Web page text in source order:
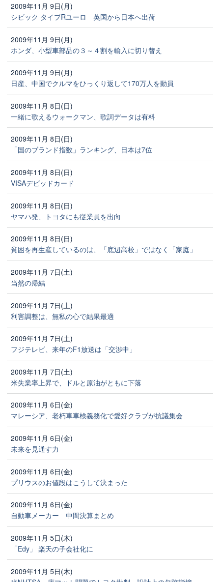
2009年11月 9日(月)
シビック タイプRユーロ 英国から日本へ出荷
2009年11月 9日(月)
ホンダ、小型車部品の３～４割を輸入に切り替え
2009年11月 9日(月)
日産、中国でクルマをひっくり返して170万人を動員
2009年11月 8日(日)
一緒に歌えるウォークマン、歌詞データは有料
2009年11月 8日(日)
「国のブランド指数」ランキング、日本は7位
2009年11月 8日(日)
VISAデビッドカード
2009年11月 8日(日)
ヤマハ発、トヨタにも従業員を出向
2009年11月 8日(日)
貧困を再生産しているのは、「底辺高校」ではなく「家庭」
2009年11月 7日(土)
当然の帰結
2009年11月 7日(土)
利害調整は、無私の心で結果最適
2009年11月 7日(土)
フジテレビ、来年のF1放送は「交渉中」
2009年11月 7日(土)
米失業率上昇で、ドルと原油がともに下落
2009年11月 6日(金)
マレーシア、老朽車車検義務化で愛好クラブが抗議集会
2009年11月 6日(金)
未来を見通す力
2009年11月 6日(金)
プリウスのお値段はこうして決まった
2009年11月 6日(金)
自動車メーカー 中間決算まとめ
2009年11月 5日(木)
「Edy」 楽天の子会社化に
2009年11月 5日(木)